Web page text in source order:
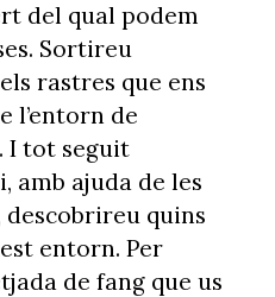
del qual podem
Sortireu
rastres que ens
l’entorn de
I tot seguit
amb ajuda de les
descobrireu quins
entorn. Per
de fang que us